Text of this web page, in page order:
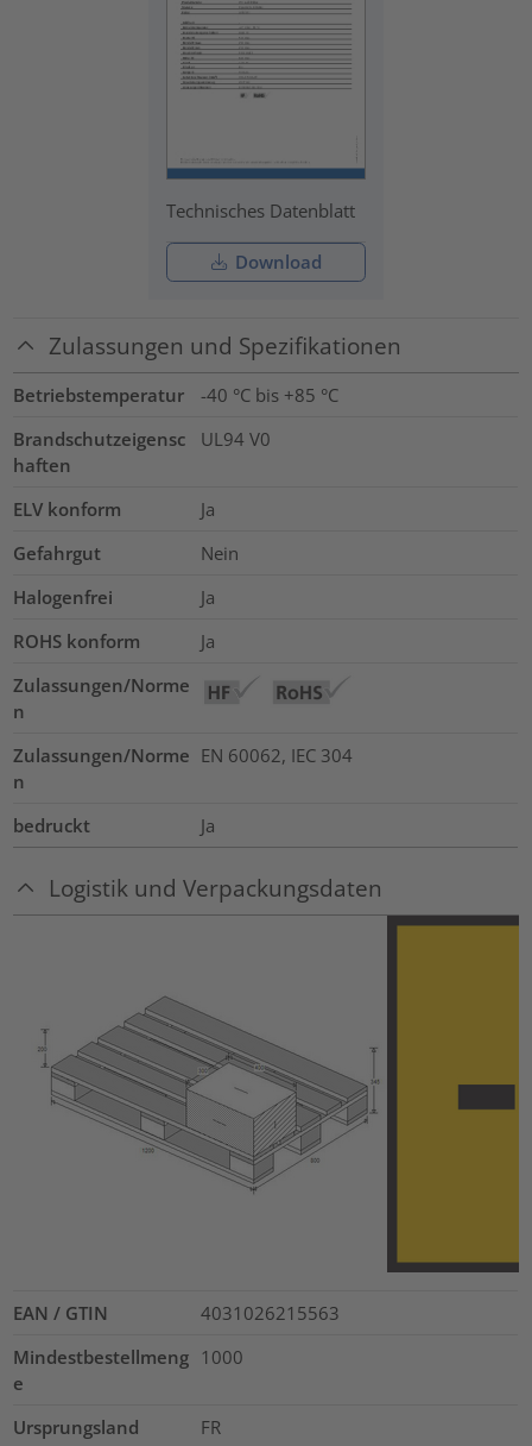
Technisches Datenblatt
Download
Zulassungen und Spezifikationen
Betriebstemperatur
-40 °C bis +85 °C
Brandschutzeigensc
haften
UL94 V0
ELV konform
Ja
Gefahrgut
Nein
Halogenfrei
Ja
ROHS konform
Ja
Zulassungen/Norme
n
Zulassungen/Norme
n
EN 60062, IEC 304
bedruckt Ja
Logistik und Verpackungsdaten
EAN / GTIN
4031026215563
Mindestbestellmeng
e
1000
Ursprungsland FR